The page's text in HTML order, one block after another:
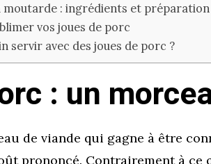
moutarde : ingrédients et préparation
vos joues de porc
servir avec des joues de porc ?
: un
de viande qui gagne à être
prononcé. Contrairement à ce